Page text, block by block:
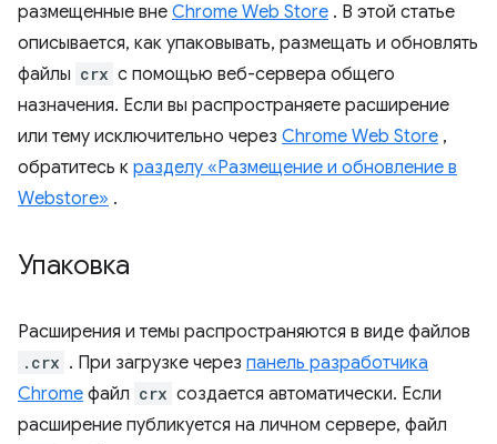
размещенные вне Chrome Web Store . В этой статье
описывается, как упаковывать, размещать и обновлять
файлы crx с помощью веб-сервера общего
назначения. Если вы распространяете расширение
или тему исключительно через Chrome Web Store ,
обратитесь к разделу «Размещение и обновление в
Webstore» .
Упаковка
Расширения и темы распространяются в виде файлов
.crx . При загрузке через панель разработчика
Chrome файл crx создается автоматически. Если
расширение публикуется на личном сервере, файл